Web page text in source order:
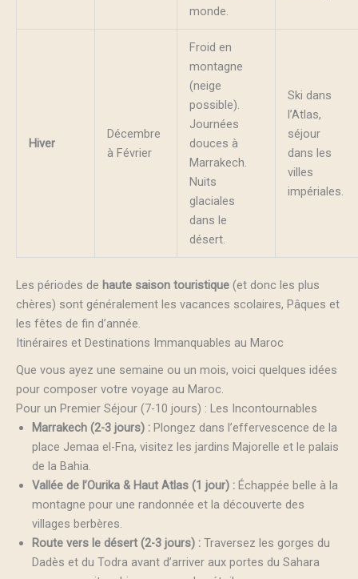
monde.
Hiver
Décembre
à Février
Froid en
montagne
(neige
possible).
Journées
douces à
Marrakech.
Nuits
glaciales
dans le
désert.
Ski dans
l’Atlas,
séjour
dans les
villes
impériales.
Les périodes de haute saison touristique (et donc les plus
chères) sont généralement les vacances scolaires, Pâques et
les fêtes de fin d’année.
Itinéraires et Destinations Immanquables au Maroc
Que vous ayez une semaine ou un mois, voici quelques idées
pour composer votre voyage au Maroc.
Pour un Premier Séjour (7-10 jours) : Les Incontournables
Marrakech (2-3 jours) : Plongez dans l’effervescence de la
place Jemaa el-Fna, visitez les jardins Majorelle et le palais
de la Bahia.
Vallée de l’Ourika & Haut Atlas (1 jour) : Échappée belle à la
montagne pour une randonnée et la découverte des
villages berbères.
Route vers le désert (2-3 jours) : Traversez les gorges du
Dadès et du Todra avant d’arriver aux portes du Sahara